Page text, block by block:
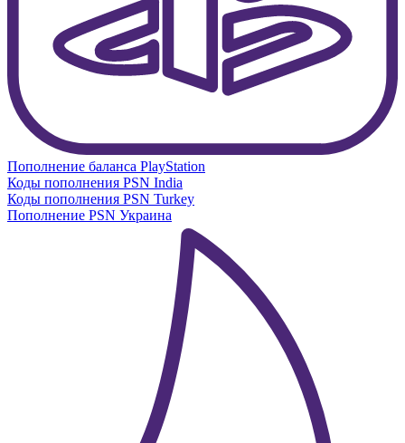
Пополнение баланса PlayStation
Коды пополнения PSN India
Коды пополнения PSN Turkey
Пополнение PSN Украина